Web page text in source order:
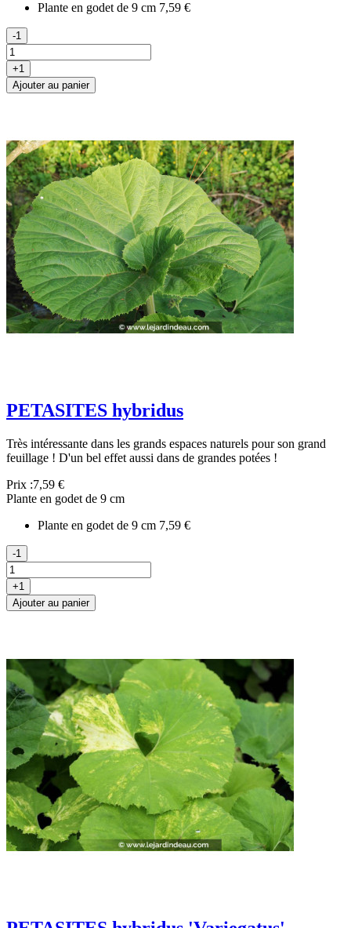
Plante en godet de 9 cm 7,59 €
-1
+1
Ajouter au panier
PETASITES hybridus
Très intéressante dans les grands espaces naturels pour son grand
feuillage ! D'un bel effet aussi dans de grandes potées !
Prix :7,59 €
Plante en godet de 9 cm
Plante en godet de 9 cm 7,59 €
-1
+1
Ajouter au panier